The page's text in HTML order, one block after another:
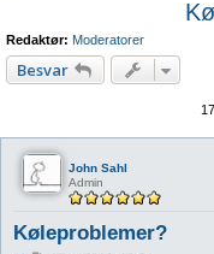
Redaktør: Moderatorer
Besvar
John Sahl
Admin
Køleproblemer?